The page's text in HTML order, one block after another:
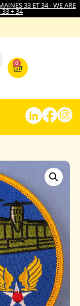
33 ET 34 - WE ARE
33 + 34
0